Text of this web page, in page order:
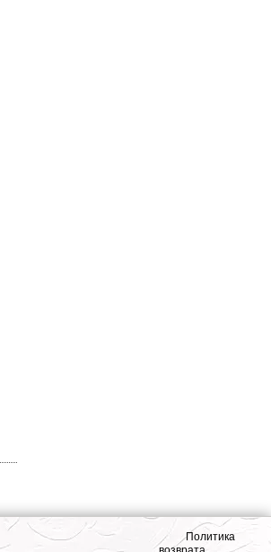
Политика